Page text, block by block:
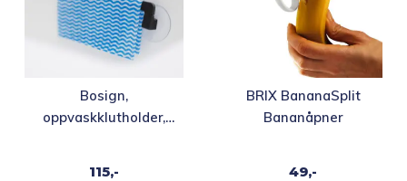
Bosign,
oppvaskklutholder,
115,-
BRIX BananaSplit
Bananåpner
49,-